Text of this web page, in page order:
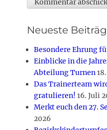
Neueste
Besondere Ehrung
Einblicke in die
Abteilung Turnen
Das Trainerteam
gratulieren! 16. Juli
Merkt euch den 27.
2026